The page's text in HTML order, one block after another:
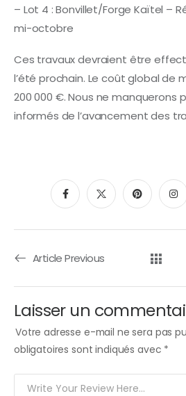
– Lot 4 : Bonvillet/Forge Kaïtel –
mi-octobre
Ces travaux devraient être
l’été prochain. Le coût global de
200 000 €. Nous ne manquerons
informés de l’avancement des
Article Previous
Laisser un
Votre adresse e-mail ne sera pas
obligatoires sont indiqués avec *